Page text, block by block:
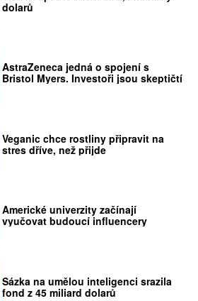
dolarů
AstraZeneca jedná o spojení s
Bristol Myers. Investoři jsou skeptičtí
Veganic chce rostliny připravit na
stres dříve, než přijde
Americké univerzity začínají
vyučovat budoucí influencery
Sázka na umělou inteligenci srazila
fond z 45 miliard dolarů